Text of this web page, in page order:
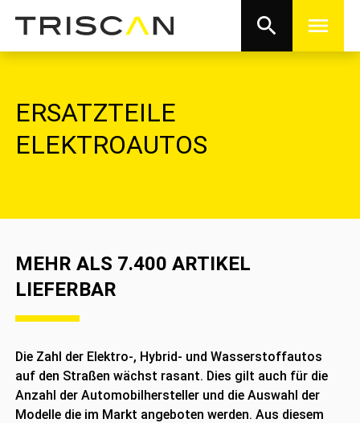
search menu
ERSATZTEILE
ELEKTROAUTOS
MEHR ALS 7.400 ARTIKEL
LIEFERBAR
Die Zahl der Elektro-, Hybrid- und Wasserstoffautos
auf den Straßen wächst rasant. Dies gilt auch für die
Anzahl der Automobilhersteller und die Auswahl der
Modelle die im Markt angeboten werden. Aus diesem